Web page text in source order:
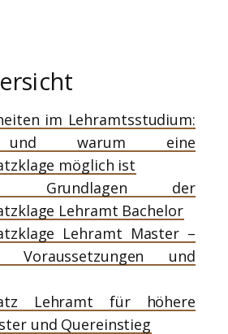
im Lehramtsstudium:
und warum eine
möglich ist
Grundlagen der
Lehramt Bachelor
Lehramt Master –
Voraussetzungen und
Lehramt für höhere
und Quereinstieg